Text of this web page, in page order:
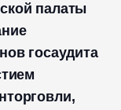
палаты
госаудита